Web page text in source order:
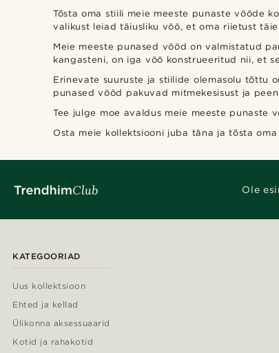
Tõsta oma stiili meie meeste punaste vööde
valikust leiad täiusliku vöö, et oma riietust
Meie meeste punased vööd on valmistatud
kangasteni, on iga vöö konstrueeritud nii, et
Erinevate suuruste ja stiilide olemasolu tõttu
punased vööd pakuvad mitmekesisust ja
Tee julge moe avaldus meie meeste punaste
Osta meie kollektsiooni juba täna ja tõsta
Ole
KATEGOORIAD
Uus kollektsioon
Ehted ja kellad
Ülikonna aksessuaarid
Kotid ja rahakotid